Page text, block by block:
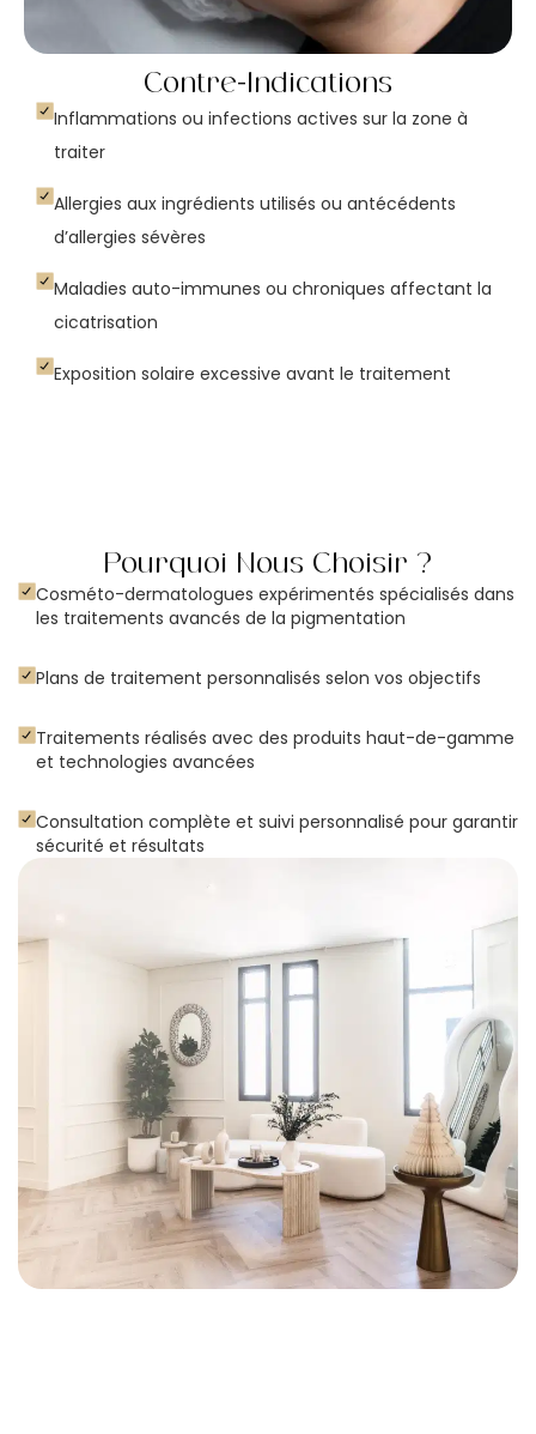
Contre-Indications
Inflammations ou infections actives sur la zone à
traiter
Allergies aux ingrédients utilisés ou antécédents
d’allergies sévères
Maladies auto-immunes ou chroniques affectant la
cicatrisation
Exposition solaire excessive avant le traitement
Pourquoi Nous Choisir ?
Cosméto-dermatologues expérimentés spécialisés dans
les traitements avancés de la pigmentation
Plans de traitement personnalisés selon vos objectifs
Traitements réalisés avec des produits haut-de-gamme
et technologies avancées
Consultation complète et suivi personnalisé pour garantir
sécurité et résultats